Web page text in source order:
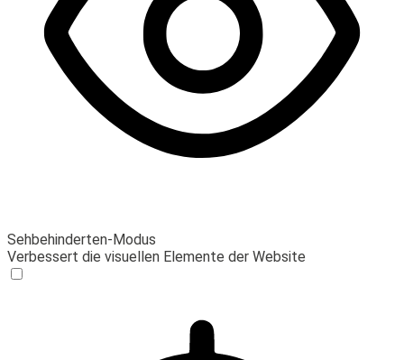
Sehbehinderten-Modus
Verbessert die visuellen Elemente der Website